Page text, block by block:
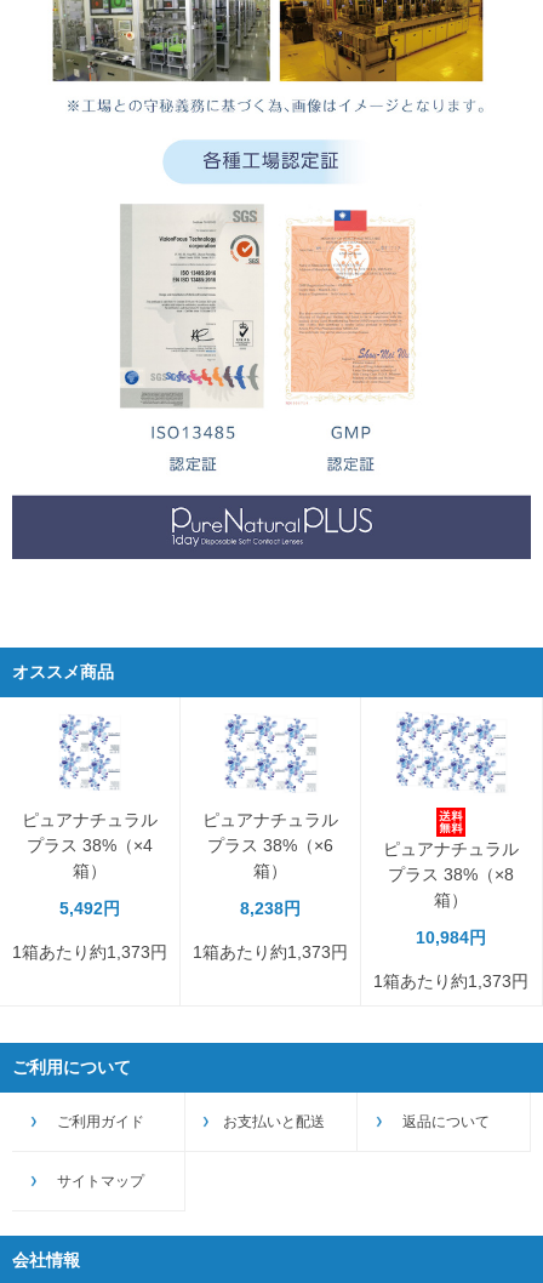
オススメ商品
ピュアナチュラル
プラス 38%（×4
箱）
5,492円
1箱あたり約1,373円
ピュアナチュラル
プラス 38%（×6
箱）
8,238円
1箱あたり約1,373円
ピュアナチュラル
プラス 38%（×8
箱）
10,984円
1箱あたり約1,373円
ご利用について
ご利用ガイド お支払いと配送 返品について
サイトマップ
会社情報